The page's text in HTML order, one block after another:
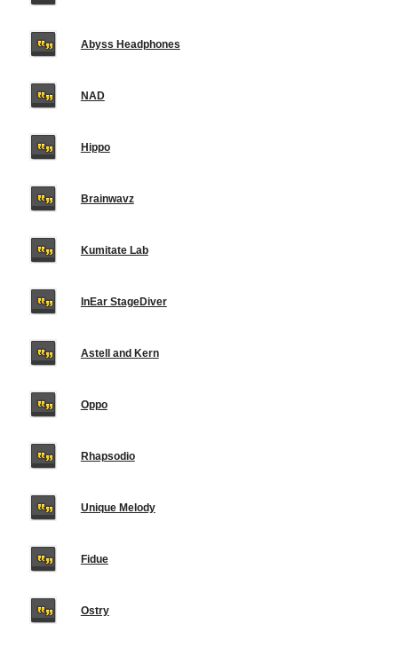
Abyss Headphones
NAD
Hippo
Brainwavz
Kumitate Lab
InEar StageDiver
Astell and Kern
Oppo
Rhapsodio
Unique Melody
Fidue
Ostry